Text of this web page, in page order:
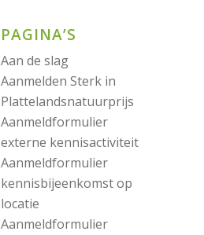
PAGINA’S
Aan de slag
Aanmelden Sterk in
Plattelandsnatuurprijs
Aanmeldformulier
externe kennisactiviteit
Aanmeldformulier
kennisbijeenkomst op
locatie
Aanmeldformulier